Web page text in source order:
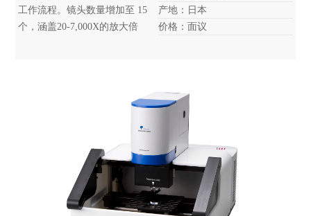
工作流程。镜头数量增加至 15
个，涵盖20-7,000X的放大倍
产地：日本
价格：面议